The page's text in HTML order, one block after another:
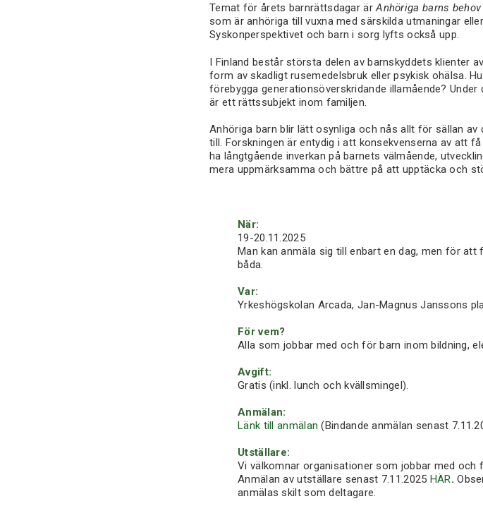
Temat för årets barnrättsdagar ärAnhöriga barns
som är anhöriga till vuxna med särskilda utmaningar
Syskonperspektivet och barn i sorg lyfts också upp.
I Finland består största delen av barnskyddets klienter
form av skadligt rusemedelsbruk eller psykisk ohälsa.
förebygga generationsöverskridande illamående?
är ett rättssubjekt inom familjen.
Anhöriga barn blir lätt osynliga och nås allt för sällan
till. Forskningen är entydig i att konsekvenserna av att
ha långtgående inverkan på barnets välmående,
mera uppmärksamma och bättre på att upptäcka och
När:
19-20.11.2025
Man kan anmäla sig till enbart en dag, men för
båda.
Var:
Yrkeshögskolan Arcada, Jan-Magnus Janssons
För vem?
Alla som jobbar med och för barn inom bildning,
Avgift:
Gratis (inkl. lunch och kvällsmingel).
Anmälan:
Länk till anmälan (Bindande anmälan senast
Utställare:
Vi välkomnar organisationer som jobbar med
Anmälan av utställare senast 7.11.2025 HÄR.
anmälas skilt som deltagare.